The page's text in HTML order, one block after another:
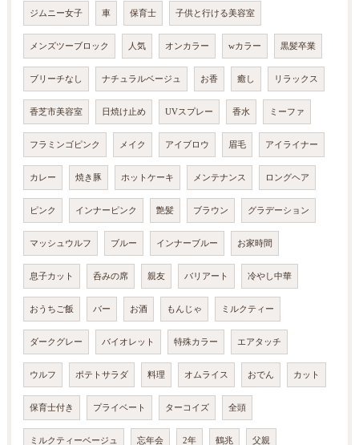
ジムニー女子 車 保育士 子供と行ける美容室
メンズツーブロック 人気 オンカラー wカラー 黒髪卒業
ブリーチなし ナチュラルベージュ お香 癒し リラックス
香芝市美容室 日焼け止め UVスプレー 香水 ミーファ
フラミンゴピンク メイク アイブロウ 眉毛 アイライナー
カレー 焼き豚 ホットケーキ メンテナンス ロングヘア
ピンク インナーピンク 艶髪 ブラウン グラデーション
マッシュウルフ ブルー インナーブルー お家時間
息子カット 呑みの席 親友 バリアート 冷やし中華
おうちご飯 バー お酒 もんじゃ ミルクティー
ダークグレー バイオレット 特殊カラー エアタッチ
ウルフ ポテトサラダ 料理 オムライス おでん カット
保育士付き プライベート ターコイズ 全頭
ミルクティーベージュ 忘年会 2年 鶴兆 父親